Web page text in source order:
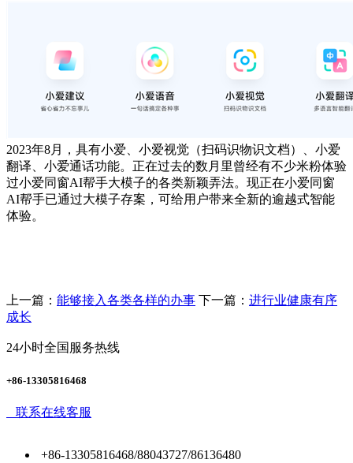
2023年8月，具有小爱、小爱视觉（扫码识物识文档）、小爱
翻译、小爱通话功能。正在过去的数月里曾经有不少米粉体验
过小爱同窗AI帮手大模子的各类新颖弄法。现正在小爱同窗
AI帮手已通过大模子存案，可给用户带来全新的逾越式智能
体验。
上一篇： 能够接入各类各样的办事 下一篇： 进行业健康有序
成长
24小时全国服务热线
+86-13305816468
联系在线客服
+86-13305816468/88043727/86136480